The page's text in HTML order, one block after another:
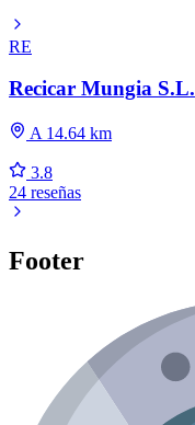
RE
Recicar Mungia S.L.
A 14.64 km
3.8
24 reseñas
Footer